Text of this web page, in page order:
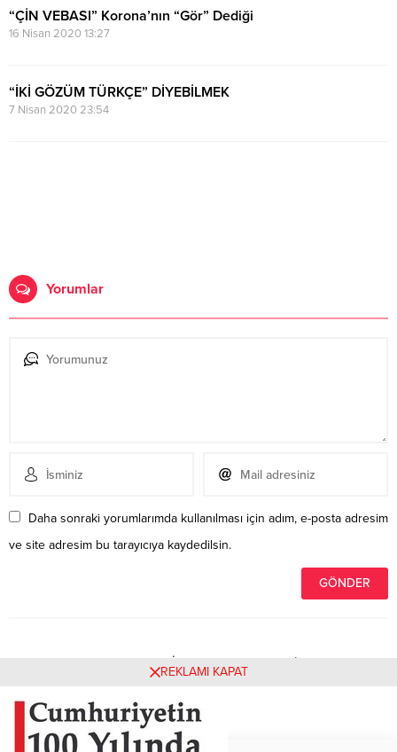
“ÇİN VEBASI” Korona’nın “Gör” Dediği
16 Nisan 2020 13:27
“İKİ GÖZÜM TÜRKÇE” DİYEBİLMEK
7 Nisan 2020 23:54
Yorumlar
Daha sonraki yorumlarımda kullanılması için adım, e-posta adresim
ve site adresim bu tarayıcıya kaydedilsin.
Henüz yorum yapılmamış. İlk yorumu yukarıdaki form
aracılığıyla siz yapabilirsiniz.REKLAMI KAPAT